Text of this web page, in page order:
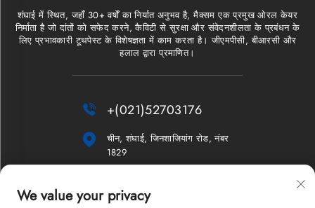
शंघाई में स्थित, जहाँ 30+ वर्षों का निर्यात अनुभव है, मैक्सम एक प्रमुख ओरल केयर
निर्माता है जो दांतों को सफेद करने, कैविटी से सुरक्षा और संवेदनशीलता के प्रबंधन के
लिए प्रभावकारी टूथपेस्ट के विशेषज्ञता में काम करता है। जीएमपीसी, बीआरसी और
हलाल द्वारा प्रमाणित।
 +(021)52703176

चीन, शंघाई, जिनशाजियांग रोड, नंबर
1829
We value your privacy